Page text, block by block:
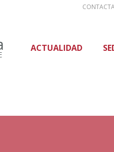
ACTUALIDAD